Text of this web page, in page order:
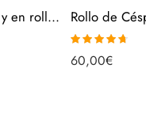
Malla Anti-hierbas y en rollos completos antihierbas – Rollo de 1.5mt ancho x 100mt de Largo
Valorado
con4.67de
60,00€